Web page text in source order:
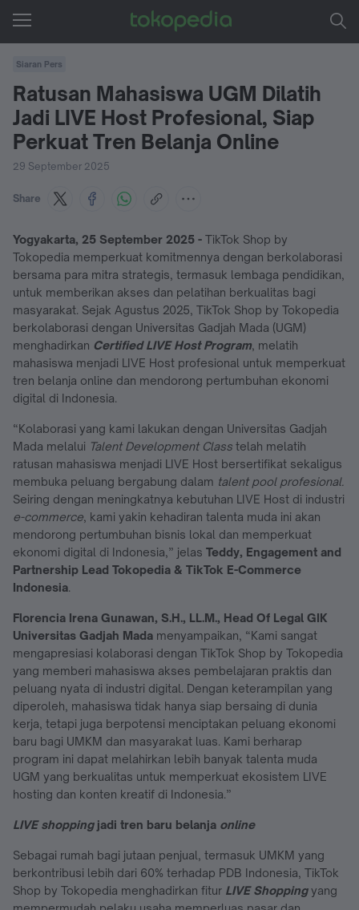
Siaran Pers
Ratusan Mahasiswa UGM Dilatih
Jadi LIVE Host Profesional, Siap
Perkuat Tren Belanja Online
29 September 2025
Share
Yogyakarta, 25 September 2025 - TikTok Shop by
Tokopedia memperkuat komitmennya dengan berkolaborasi
bersama para mitra strategis, termasuk lembaga pendidikan,
untuk memberikan akses dan pelatihan berkualitas bagi
masyarakat. Sejak Agustus 2025, TikTok Shop by Tokopedia
berkolaborasi dengan Universitas Gadjah Mada (UGM)
menghadirkan Certified LIVE Host Program, melatih
mahasiswa menjadi LIVE Host profesional untuk memperkuat
tren belanja online dan mendorong pertumbuhan ekonomi
digital di Indonesia.
“Kolaborasi yang kami lakukan dengan Universitas Gadjah
Mada melalui Talent Development Class telah melatih
ratusan mahasiswa menjadi LIVE Host bersertifikat sekaligus
membuka peluang bergabung dalam talent pool profesional.
Seiring dengan meningkatnya kebutuhan LIVE Host di industri
e-commerce, kami yakin kehadiran talenta muda ini akan
mendorong pertumbuhan bisnis lokal dan memperkuat
ekonomi digital di Indonesia,” jelas Teddy, Engagement and
Partnership Lead Tokopedia & TikTok E-Commerce
Indonesia.
Florencia Irena Gunawan, S.H., LL.M., Head Of Legal GIK
Universitas Gadjah Mada menyampaikan, “Kami sangat
mengapresiasi kolaborasi dengan TikTok Shop by Tokopedia
yang memberi mahasiswa akses pembelajaran praktis dan
peluang nyata di industri digital. Dengan keterampilan yang
diperoleh, mahasiswa tidak hanya siap bersaing di dunia
kerja, tetapi juga berpotensi menciptakan peluang ekonomi
baru bagi UMKM dan masyarakat luas. Kami berharap
program ini dapat melahirkan lebih banyak talenta muda
UGM yang berkualitas untuk memperkuat ekosistem LIVE
hosting dan konten kreatif di Indonesia.”
LIVE shoppingjadi tren baru belanja online
Sebagai rumah bagi jutaan penjual, termasuk UMKM yang
berkontribusi lebih dari 60% terhadap PDB Indonesia, TikTok
Shop by Tokopedia menghadirkan fitur LIVE Shopping yang